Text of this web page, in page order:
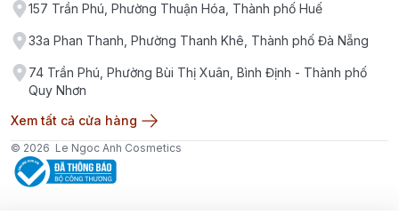
Người muốn duy trì hàm răng sạch khỏe và hơi thở
thơm mát hằng ngày.
157 Trần Phú, Phường Thuận Hóa, Thành phố Huế
33a Phan Thanh, Phường Thanh Khê, Thành phố Đà Nẵng
74 Trần Phú, Phường Bùi Thị Xuân, Bình Định - Thành phố
Quy Nhơn
Xem tất cả cửa hàng
© 2026 Le Ngoc Anh Cosmetics